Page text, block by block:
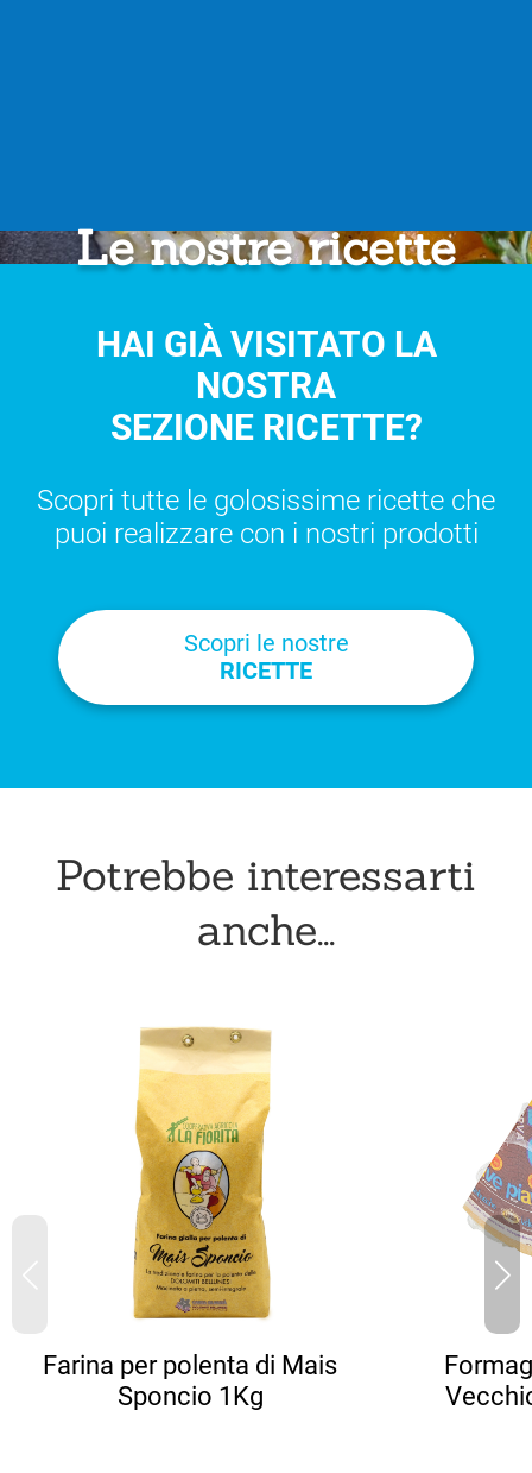
Le nostre ricette
HAI GIÀ VISITATO LA
NOSTRA
SEZIONE RICETTE?
Scopri tutte le golosissime ricette che
puoi realizzare con i nostri prodotti
Scopri le nostre
RICETTE
Potrebbe interessarti
anche...
Farina per polenta di Mais
Sponcio 1Kg